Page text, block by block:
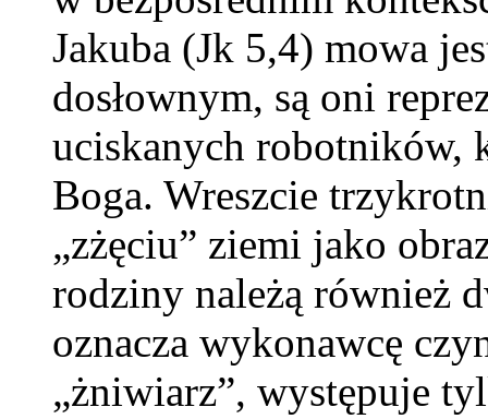
Jakuba (Jk 5,4) mowa
dosłownym, są oni
uciskanych robotników,
Boga. Wreszcie
„zżęciu” ziemi jako
rodziny należą również
oznacza wykonawcę
„żniwiarz”, występuje